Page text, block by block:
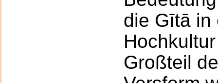
die Gītā in
Großteil